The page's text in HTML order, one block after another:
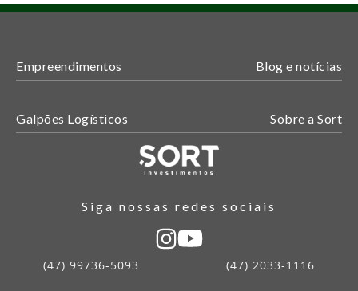
Empreendimentos Blog e notícias
Galpões Logísticos Sobre a Sort
Siga nossas redes sociais
(47) 99736-5093 (47) 2033-1116